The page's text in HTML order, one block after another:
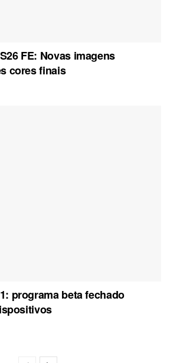
FE: Novas imagens
cores finais
programa beta fechado